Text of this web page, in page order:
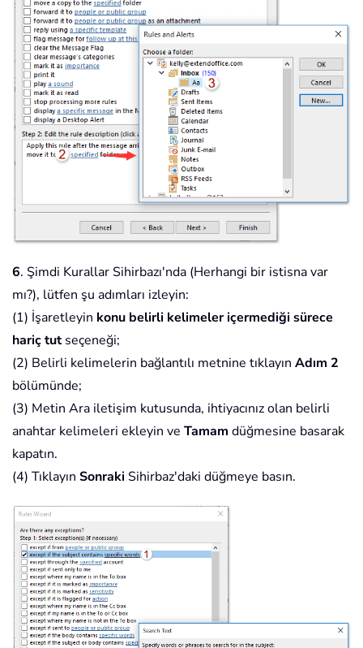
6. Şimdi Kurallar Sihirbazı'nda (Herhangi bir istisna var
mı?), lütfen şu adımları izleyin:
(1) İşaretleyin konu belirli kelimeler içermediği sürece
hariç tutseçeneği;
(2) Belirli kelimelerin bağlantılı metnine tıklayın Adım 2
bölümünde;
(3) Metin Ara iletişim kutusunda, ihtiyacınız olan belirli
anahtar kelimeleri ekleyin ve Tamam düğmesine basarak
kapatın.
(4) Tıklayın Sonraki Sihirbaz'daki düğmeye basın.